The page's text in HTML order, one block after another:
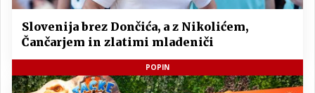
Slovenija brez Dončića, a z Nikolićem,
Čančarjem in zlatimi mladeniči
POPIN